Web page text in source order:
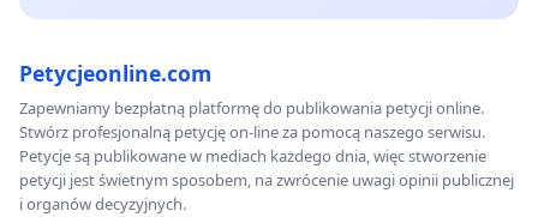
Petycjeonline.com
Zapewniamy bezpłatną platformę do publikowania petycji online.
Stwórz profesjonalną petycję on-line za pomocą naszego serwisu.
Petycje są publikowane w mediach każdego dnia, więc stworzenie
petycji jest świetnym sposobem, na zwrócenie uwagi opinii publicznej
i organów decyzyjnych.